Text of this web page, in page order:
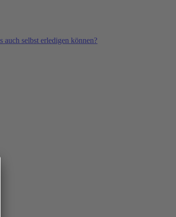
auch selbst erledigen können?